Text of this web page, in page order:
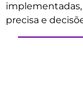
precisa e